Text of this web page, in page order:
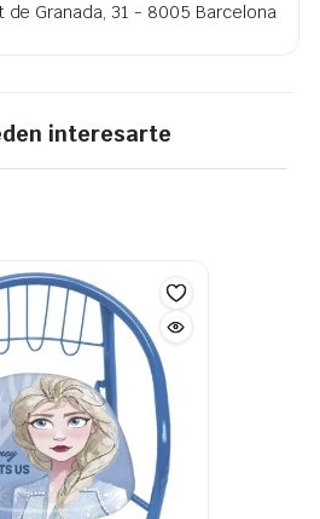
de Granada, 31 - 8005 Barcelona
interesarte